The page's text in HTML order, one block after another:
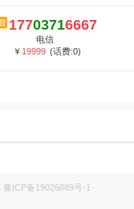
17703716667
电信
￥ 19999 (话费:0)
豫ICP备19026889号-1